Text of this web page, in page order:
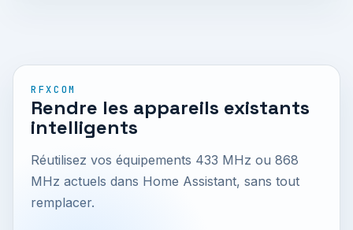
RFXCOM
Rendre les appareils existants
intelligents
Réutilisez vos équipements 433 MHz ou 868
MHz actuels dans Home Assistant, sans tout
remplacer.